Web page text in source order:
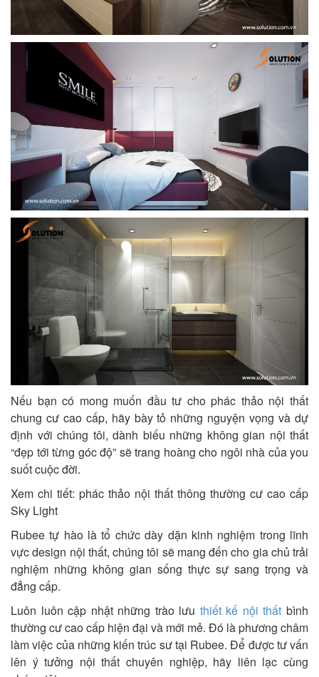
Nếu bạn có mong muốn đầu tư cho phác thảo nội thất
chung cư cao cấp, hãy bày tỏ những nguyện vọng và dự
định với chúng tôi, dành biếu những không gian nội thất
“đẹp tới từng góc độ” sẽ trang hoàng cho ngôi nhà của you
suốt cuộc đời.
Xem chi tiết: phác thảo nội thất thông thường cư cao cấp
Sky Light
Rubee tự hào là tổ chức dày dặn kinh nghiệm trong lĩnh
vực design nội thất, chúng tôi sẽ mang đến cho gia chủ trải
nghiệm những không gian sống thực sự sang trọng và
đẳng cấp.
Luôn luôn cập nhật những trào lưu thiết kế nội thất bình
thường cư cao cấp hiện đại và mới mẻ. Đó là phương châm
làm việc của những kiến trúc sư tại Rubee. Để được tư vấn
lên ý tưởng nội thất chuyên nghiệp, hãy liên lạc cùng